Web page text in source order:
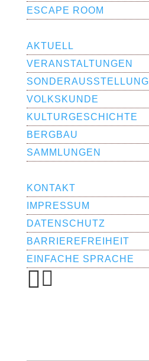
ESCAPE ROOM
AKTUELL
VERAN­STAL­TUNGEN
SONDERAUS­­STELLUNG
VOLKSKUNDE
KULTURGE­SCHICHTE
BERGBAU
SAMMLUNGEN
KONTAKT
IMPRESSUM
DATENSCHUTZ
BARRIERE­FREI­HEIT
EINFACHE SPRACHE
